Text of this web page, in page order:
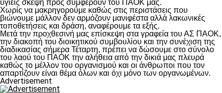
υγιείς σκέψη προς συμφέρουν του ΠΑΟΚ μας.
Χωρίς να μακρηγορούμε καθώς στις περιστάσεις που
βιώνουμε μάλλον δεν αρμόζουν μανιφέστα αλλά λακωνικές
τοποθετήσεις και δράση, αναφέρουμε τα εξής.
Μετά την προχθεσινή μας επίσκεψη στα γραφεία του ΑΣ ΠΑΟΚ,
την διακοπή του διοικητικού συμβουλίου και την συνέχιση της
διαδικασίας σήμερα Τέταρτη, πρέπει να δώσουμε στο σύνολο
του λαού του ΠΑΟΚ την αλήθεια από την δικιά μας πλευρά
καθώς το μέλλον του οργανισμού και οι άνθρωποι που τον
απαρτίζουν είναι θέμα όλων και όχι μόνο των οργανωμένων.
Advertisement